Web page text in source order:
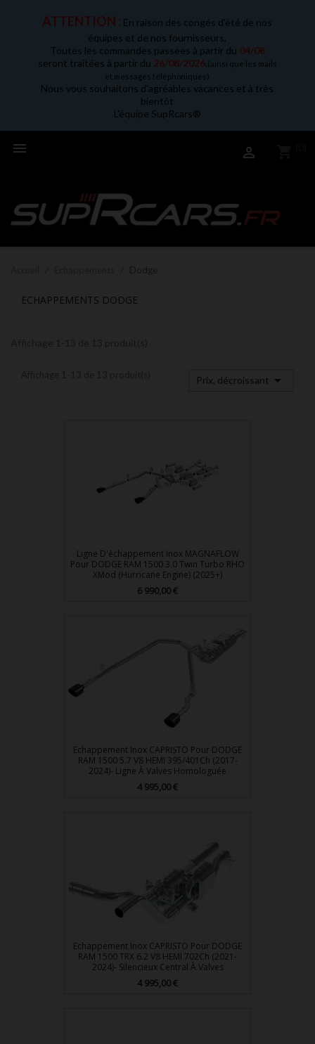
ATTENTION : En raison des congés d'été de nos
équipes et de nos fournisseurs,
Toutes les commandes passées à partir du 04/08
seront traitées à partir du 26/08/2026.(ainsi que les mails
et messages téléphoniques)
Nous vous souhaitons d'agréables vacances et à très
bientôt
L'équipe SupRcars®
 
ECHAPPEMENTS DODGE
Prix, décroissant 
Ligne D'échappement Inox MAGNAFLOW
Pour DODGE RAM 1500 3.0 Twin Turbo RHO
XMod (Hurricane Engine) (2025+)
Prix
6 990,00 €
Echappement Inox CAPRISTO Pour DODGE
RAM 1500 5.7 V8 HEMI 395/401Ch (2017-
2024)- Ligne À Valves Homologuée
Prix
4 995,00 €
Echappement Inox CAPRISTO Pour DODGE
RAM 1500 TRX 6.2 V8 HEMI 702Ch (2021-
2024)- Silencieux Central À Valves
Prix
4 995,00 €